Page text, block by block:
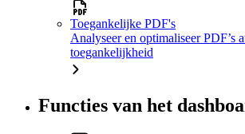
Toegankelijke PDF's
Analyseer en optimaliseer PDF’s
toegankelijkheid
Functies van het